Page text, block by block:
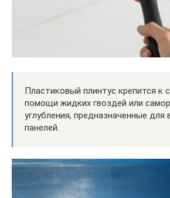
Пластиковый плинтус крепится к
помощи жидких гвоздей или
углубления, предназначенные для
панелей.